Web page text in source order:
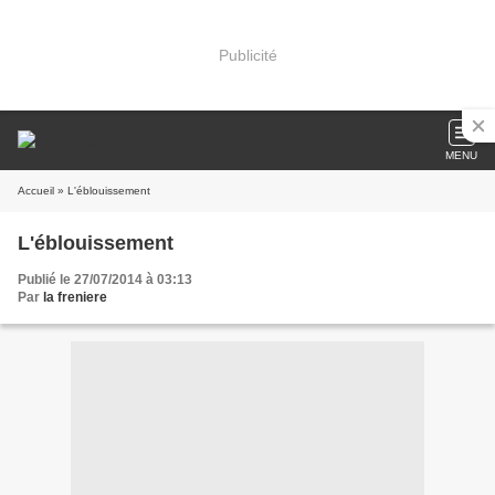
Publicité
MENU
Accueil » L'éblouissement
L'éblouissement
Publié le 27/07/2014 à 03:13
Par la freniere